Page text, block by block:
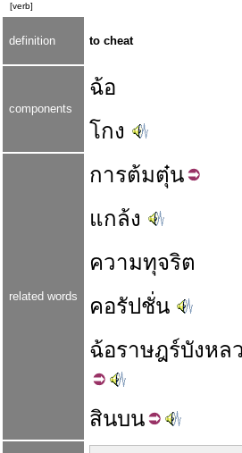
[verb]
definition to cheat
components
ฉ้อ
โกง
related words
การต้มตุ๋น
แกล้ง
ความทุจริต
คอรัปชั่น
ฉ้อราษฎร์บังหล
สินบน